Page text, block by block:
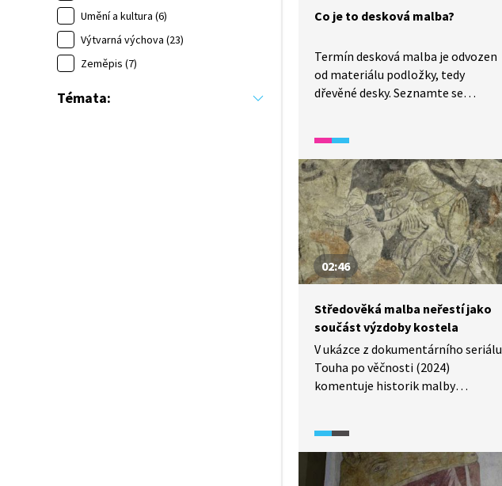
Umění a kultura (6)
Výtvarná výchova (23)
Zeměpis (7)
Témata:
Co je to desková malba?
Termín desková malba je odvozen
od materiálu podložky, tedy
dřevěné desky. Seznamte se
02:46
Středověká malba neřestí jako
součást výzdoby kostela
V ukázce z dokumentárního seriálu
Touha po věčnosti (2024)
komentuje historik malby
konkrétní lidské neřesti. Satan
a ďábel na nich trestají provinění.
Obrazy vzkazují věřícím, že smrt